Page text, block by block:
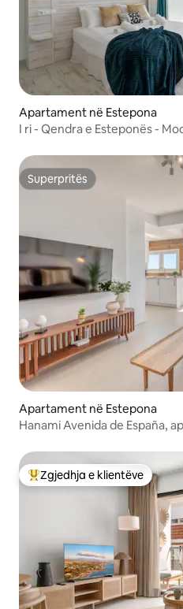
Apartament në Estepona
I ri - Qendra e Esteponës -
Superpritës
Superpritës
Apartament në Estepona
Hanami Avenida de España,
Më të mirat e zgjedhjeve të
Zgjedhja e klientëve